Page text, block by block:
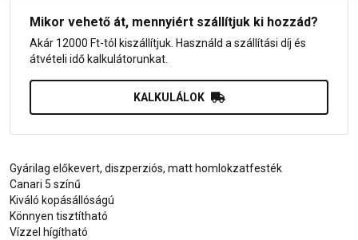
Mikor vehető át, mennyiért szállítjuk ki hozzád?
Akár 12000 Ft-tól kiszállítjuk. Használd a szállítási díj és
átvételi idő kalkulátorunkat.
KALKULÁLOK
Gyárilag előkevert, diszperziós, matt homlokzatfesték
Canari 5 színű
Kiváló kopásállóságú
Könnyen tisztítható
Vízzel hígítható